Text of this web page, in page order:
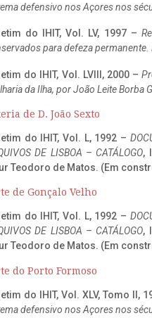
defensivo nos Açores nos
do IHIT, Vol. LV, 1997 –
para defeza permanente.
do IHIT, Vol. LVIII, 2000 –
da Ilha, por João Leite Borba
de D. João Sexto
do IHIT, Vol. L, 1992 –
DE LISBOA – CATÁLOGO,
Teodoro de Matos. (Em
de Gonçalo Velho
do IHIT, Vol. L, 1992 –
DE LISBOA – CATÁLOGO,
Teodoro de Matos. (Em
do Porto Formoso
do IHIT, Vol. XLV, Tomo II,
defensivo nos Açores nos